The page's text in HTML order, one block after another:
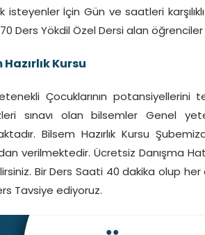
isteyenler İçin Gün ve saatleri
Ders Yökdil Özel Dersi alan
Hazırlık Kursu
Çocuklarının
sınavı olan bilsemler Genel
Bilsem Hazırlık Kursu
verilmektedir. Ücretsiz Danışma
Bir Ders Saati 40 dakika olup her
Tavsiye ediyoruz.